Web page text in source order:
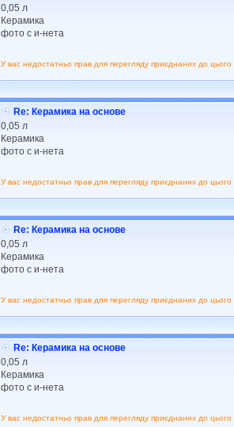
0,05 л
Керамика
фото с и-нета
У вас недостатньо прав для перегляду приєднаних до цього
Re: Керамика на основе
0,05 л
Керамика
фото с и-нета
У вас недостатньо прав для перегляду приєднаних до цього
Re: Керамика на основе
0,05 л
Керамика
фото с и-нета
У вас недостатньо прав для перегляду приєднаних до цього
Re: Керамика на основе
0,05 л
Керамика
фото с и-нета
У вас недостатньо прав для перегляду приєднаних до цього